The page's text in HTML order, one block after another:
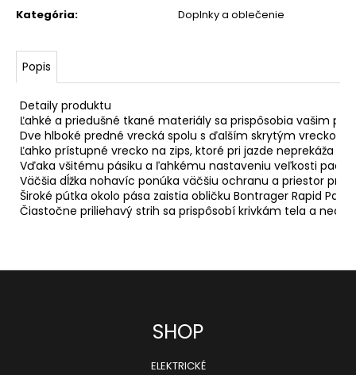
Kategória: Doplnky a oblečenie
Popis
Detaily produktu
Ľahké a priedušné tkané materiály sa prispôsobia vašim
Dve hlboké predné vrecká spolu s ďalším skrytým vreckom
Ľahko prístupné vrecko na zips, ktoré pri jazde neprekáža a
Vďaka všitému pásiku a ľahkému nastaveniu veľkosti
Väčšia dĺžka nohavíc ponúka väčšiu ochranu a priestor pre
Široké pútka okolo pása zaistia obličku Bontrager Rapid
Čiastočne priliehavý strih sa prispôsobí krivkám tela a
135
€
SHOP
ELEKTRICKÉ